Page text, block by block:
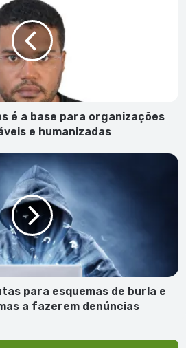
é a base para organizações
e humanizadas
para esquemas de burla e
a fazerem denúncias